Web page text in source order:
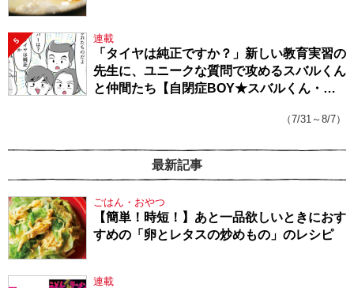
5 連載
「タイヤは純正ですか？」新しい教育実習の
先生に、ユニークな質問で攻めるスバルくん
と仲間たち【自閉症BOY★スバルくん・
（7/31～8/7）
最新記事
ごはん・おやつ
【簡単！時短！】あと一品欲しいときにおす
すめの「卵とレタスの炒めもの」のレシピ
連載